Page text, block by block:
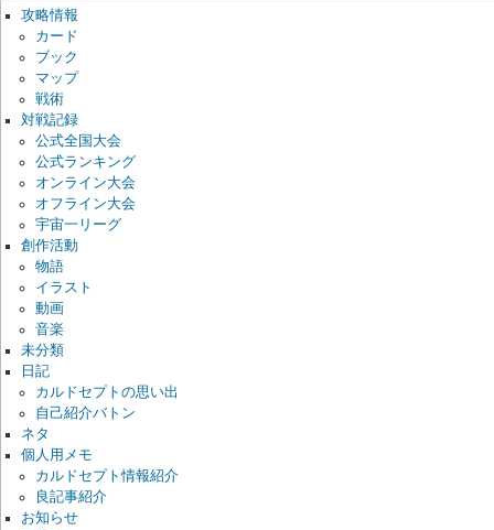
攻略情報
カード
ブック
マップ
戦術
対戦記録
公式全国大会
公式ランキング
オンライン大会
オフライン大会
宇宙一リーグ
創作活動
物語
イラスト
動画
音楽
未分類
日記
カルドセプトの思い出
自己紹介バトン
ネタ
個人用メモ
カルドセプト情報紹介
良記事紹介
お知らせ